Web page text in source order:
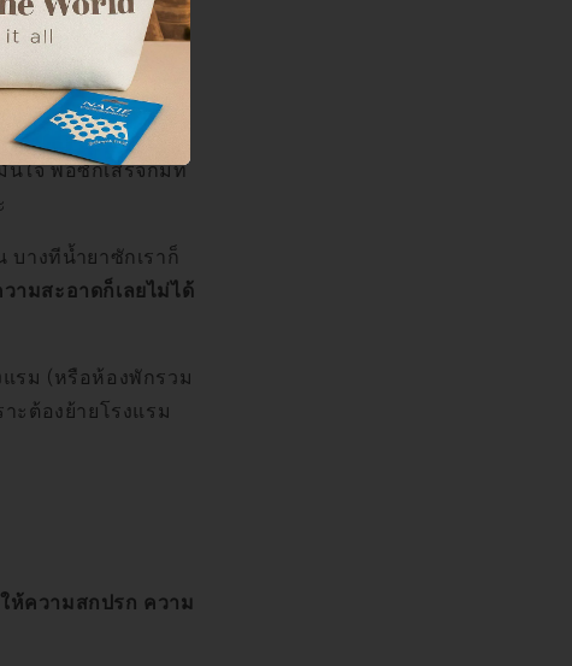
) ที่มักจะเกิด
นใจ พอซักเสร็จก็มีที่
บางทีน้ำยาซักเราก็
ามสะอาดก็เลยไม่ได้
รม (หรือห้องพักรวม
ะต้องย้ายโรงแรม
ห้ความสกปรก ความ